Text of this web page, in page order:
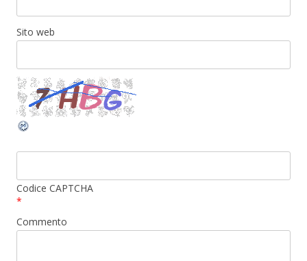
Sito web
Codice CAPTCHA
*
Commento